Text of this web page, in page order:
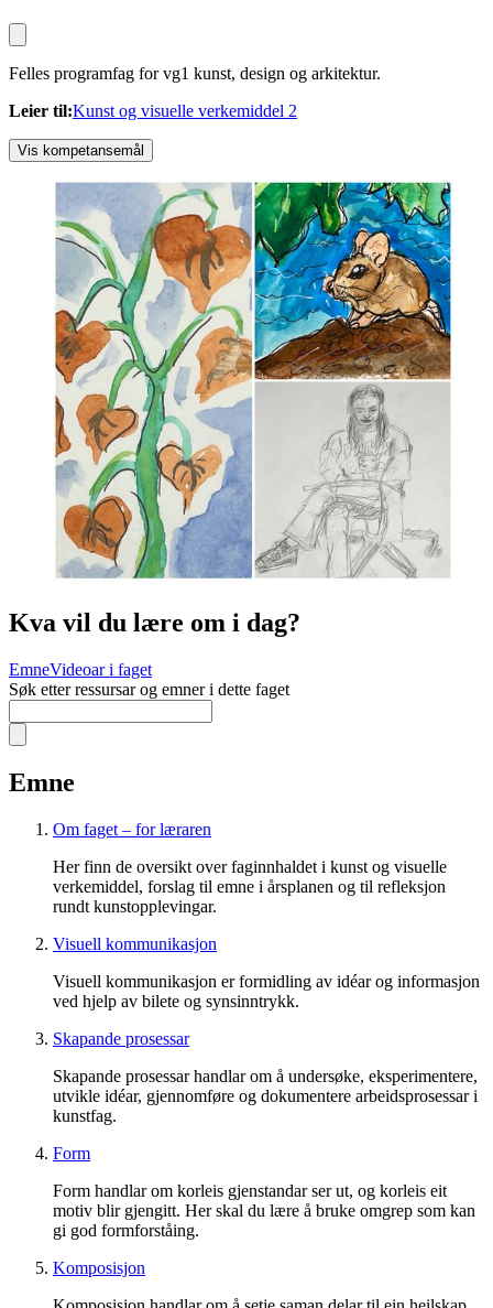
Felles programfag for vg1 kunst, design og arkitektur.
Leier til:Kunst og visuelle verkemiddel 2
Vis kompetansemål
Kva vil du lære om i dag?
EmneVideoar i faget
Søk etter ressursar og emner i dette faget
Emne
Om faget – for læraren
Her finn de oversikt over faginnhaldet i kunst og visuelle
verkemiddel, forslag til emne i årsplanen og til refleksjon
rundt kunstopplevingar.
Visuell kommunikasjon
Visuell kommunikasjon er formidling av idéar og informasjon
ved hjelp av bilete og synsinntrykk.
Skapande prosessar
Skapande prosessar handlar om å undersøke, eksperimentere,
utvikle idéar, gjennomføre og dokumentere arbeidsprosessar i
kunstfag.
Form
Form handlar om korleis gjenstandar ser ut, og korleis eit
motiv blir gjengitt. Her skal du lære å bruke omgrep som kan
gi god formforståing.
Komposisjon